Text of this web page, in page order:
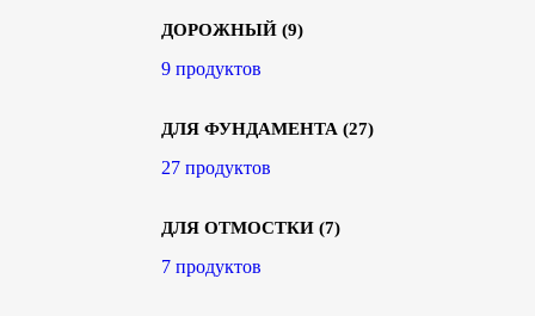
ДОРОЖНЫЙ (9)
9 продуктов
ДЛЯ ФУНДАМЕНТА (27)
27 продуктов
ДЛЯ ОТМОСТКИ (7)
7 продуктов